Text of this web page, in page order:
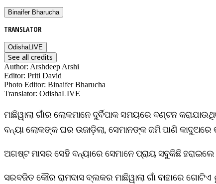
Binaifer Bharucha
TRANSLATOR
OdishaLIVE
See all credits
Author: Arshdeep Arshi
Editor: Priti David
Photo Editor: Binaifer Bharucha
Translator: OdishaLIVE
ମାଛିୱାଲା ଗାଁର ଲୋକମାନେ ଦୁର୍ବିପାକ ସମୟରେ ବଣ୍ଟନ
ବନ୍ୟା ଲୋକଙ୍କ ଘର ଉଜାଡ଼ିଲା, ସେମାନଙ୍କ ଜମି ପାଣି କାଦୁଅରେ
ଅଗଷ୍ଟ ମାସର ସେହି ବନ୍ୟାରେ ସେମାନେ ପ୍ରାୟ ସବୁକିଛି ହରାଇଲେ
ସରବଜିତ କୌର ରାମଦାସ ବ୍ଲକର ମାଛିୱାଲା ଗାଁ ବାହାରେ ଗୋଟିଏ